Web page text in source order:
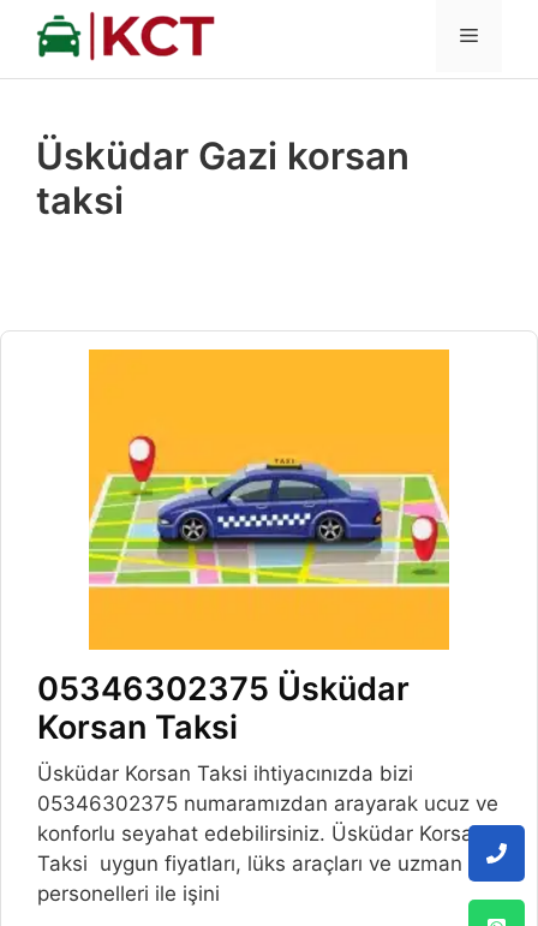
İçeriğe
MENÜ
Üsküdar Gazi korsan
taksi
05346302375 Üsküdar
Korsan Taksi
Üsküdar Korsan Taksi ihtiyacınızda bizi
05346302375 numaramızdan arayarak ucuz ve
konforlu seyahat edebilirsiniz. Üsküdar Korsan
Taksi uygun fiyatları, lüks araçları ve uzman
personelleri ile işini